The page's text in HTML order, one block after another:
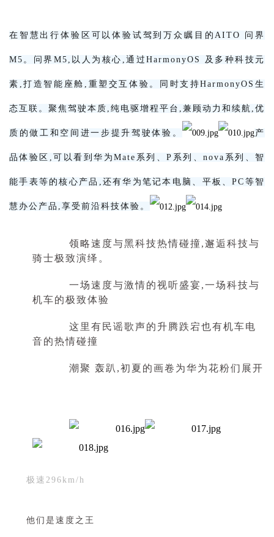
在智慧出行体验区可以体验试驾到万众瞩目的AITO 问界
M5。问界M5,以人为核心,通过HarmonyOS 及多种科技元
素,打造智能座舱,重塑交互体验。同时支持HarmonyOS生
态互联。聚焦驾驶本质,纯电驱增程平台,兼顾动力和续航,优
质的做工和空间进一步提升驾驶体验。 产
品体验区,可以看到华为Mate系列、P系列、nova系列、智
能手表等的核心产品,还有华为笔记本电脑、平板、PC等智
慧办公产品,享受前沿科技体验。
领略速度与黑科技热情碰撞,邂逅科技与
骑士极致演绎。
一场速度与激情的视听盛宴,一场科技与
机车的极致体验
这里有民谣歌声的升腾跌宕也有机车电
音的热情碰撞
潮聚 轰趴,初夏的画卷为华为花粉们展开
极速296km/h
他们是速度之王